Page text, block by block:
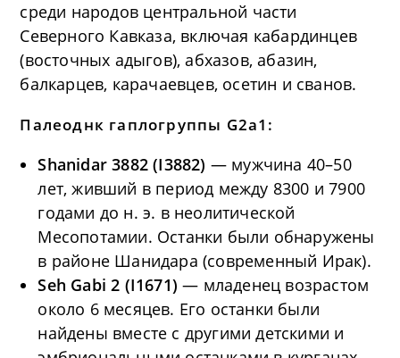
среди народов центральной части
Северного Кавказа, включая кабардинцев
(восточных адыгов), абхазов, абазин,
балкарцев, карачаевцев, осетин и сванов.
Палеоднк гаплогруппы G2a1:
Shanidar 3882 (I3882) — мужчина 40–50
лет, живший в период между 8300 и 7900
годами до н. э. в неолитической
Месопотамии. Останки были обнаружены
в районе Шанидара (современный Ирак).
Seh Gabi 2 (I1671)— младенец возрастом
около 6 месяцев. Его останки были
найдены вместе с другими детскими и